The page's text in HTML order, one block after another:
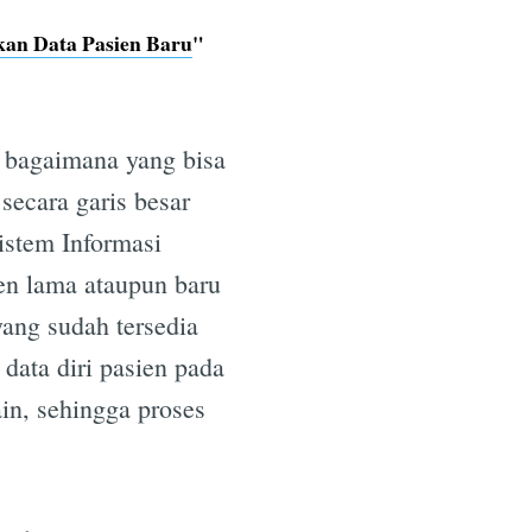
Data Pasien Baru"
yang bisa
garis besar
Informasi
lama ataupun baru
sudah tersedia
diri pasien pada
sehingga proses